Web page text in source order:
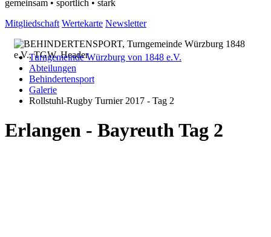
gemeinsam • sportlich • stark
Mitgliedschaft Wertekarte Newsletter
Turngemeinde Würzburg von 1848 e.V.
Abteilungen
Behindertensport
Galerie
Rollstuhl-Rugby Turnier 2017 - Tag 2
Erlangen - Bayreuth Tag 2